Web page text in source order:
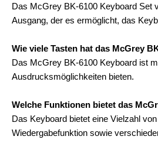
Das McGrey BK-6100 Keyboard Set
Ausgang, der es ermöglicht, das
Wie viele Tasten hat das McGrey
Das McGrey BK-6100 Keyboard ist
Ausdrucksmöglichkeiten bieten.
Welche Funktionen bietet das
Das Keyboard bietet eine Vielzahl
Wiedergabefunktion sowie